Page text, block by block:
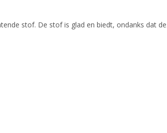
stof. De stof is glad en biedt, ondanks dat